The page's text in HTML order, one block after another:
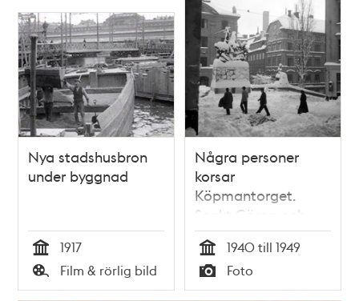
Nya stadshusbron
under byggnad
Tid
1917
Typ
Film & rörlig bild
Några personer
korsar
Köpmantorget.
Sankt Göran och
draken är snötäckt
Tid
1940 till 1949
Typ
Foto